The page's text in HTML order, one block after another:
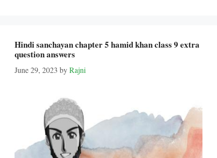
Hindi sanchayan chapter 5 hamid khan class 9 extra
question answers
June 29, 2023 byRajni